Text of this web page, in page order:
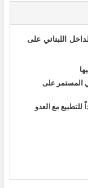
اللبناني على
المستمر على
للتطبيع مع العدو